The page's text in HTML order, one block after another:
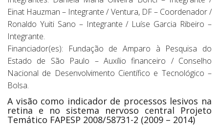
Einat Hauzman – Integrante / Ventura, DF – Coordenador /
Ronaldo Yuiti Sano – Integrante / Luíse Garcia Ribeiro –
Integrante.
Financiador(es): Fundação de Amparo à Pesquisa do
Estado de São Paulo – Auxílio financeiro / Conselho
Nacional de Desenvolvimento Científico e Tecnológico –
Bolsa.
A visão como indicador de processos lesivos na
retina e no sistema nervoso central Projeto
Temático FAPESP 2008/58731-2 (2009 – 2014)